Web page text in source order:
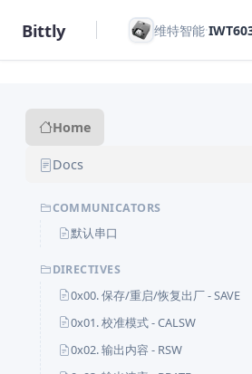
Bittly 维特智能·
Home
Docs
COMMUNICATORS
默认串口
DIRECTIVES
0x00. 保存/重启/恢复出厂 - SAVE
0x01. 校准模式 - CALSW
0x02. 输出内容 - RSW